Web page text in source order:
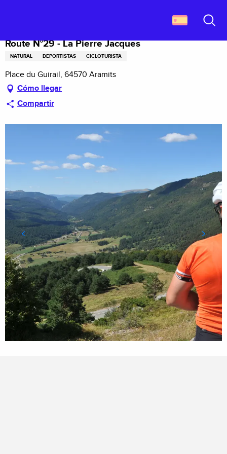
principal
Route N°29 - La Pierre Jacques
NATURAL DEPORTISTAS CICLOTURISTA
Place du Guirail, 64570 Aramits
Cómo llegar
Compartir